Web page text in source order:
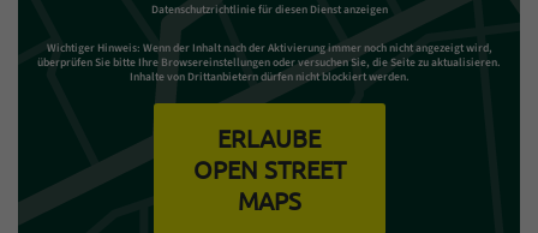
Datenschutzrichtlinie für diesen Dienst anzeigen
Wichtiger Hinweis: Wenn der Inhalt nach der Aktivierung immer noch nicht angezeigt wird,
überprüfen Sie bitte Ihre Browsereinstellungen oder versuchen Sie, die Seite zu aktualisieren.
Inhalte von Drittanbietern dürfen nicht blockiert werden.
ERLAUBE
OPEN STREET
MAPS